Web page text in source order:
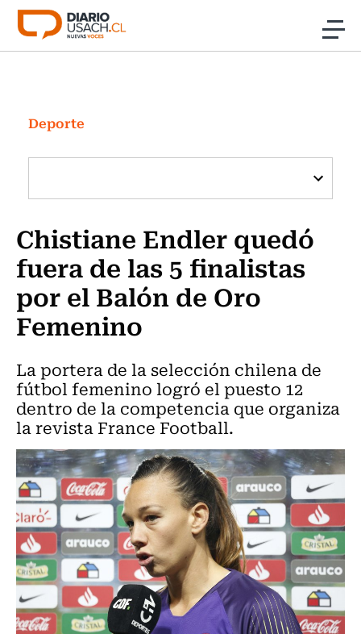
Click acá para ir directamente al contenido
Investigación
Cultura
Programas Radio y TV Usach
Deporte
Chistiane Endler quedó
fuera de las 5 finalistas
por el Balón de Oro
Femenino
La portera de la selección chilena de
fútbol femenino logró el puesto 12
dentro de la competencia que organiza
la revista France Football.